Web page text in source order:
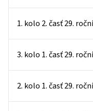
1. kolo 2. časť 29.
3. kolo 1. časť 29.
2. kolo 1. časť 29.